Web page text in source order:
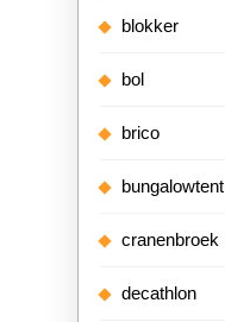
blokker
bol
brico
bungalowtent
cranenbroek
decathlon